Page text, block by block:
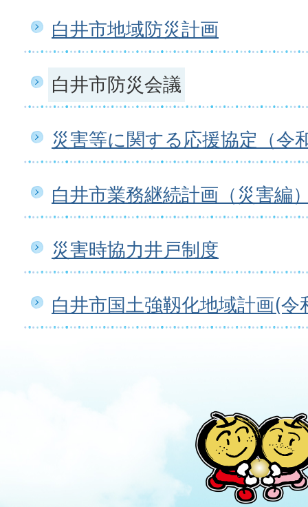
白井市地域防災計画
白井市防災会議
災害等に関する応援協定（令
白井市業務継続計画（災害編
災害時協力井戸制度
白井市国土強靱化地域計画(令